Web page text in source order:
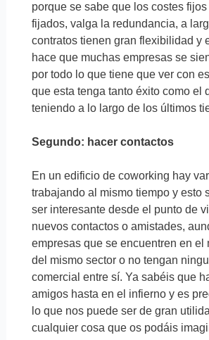
porque se sabe que los costes fijos
fijados, valga la redundancia, a
contratos tienen gran flexibilidad y
hace que muchas empresas se
por todo lo que tiene que ver con
que esta tenga tanto éxito como el
teniendo a lo largo de los últimos
Segundo: hacer contactos
En un edificio de coworking hay
trabajando al mismo tiempo y esto
ser interesante desde el punto de
nuevos contactos o amistades,
empresas que se encuentren en el
del mismo sector o no tengan
comercial entre sí. Ya sabéis que
amigos hasta en el infierno y es
lo que nos puede ser de gran
cualquier cosa que os podáis